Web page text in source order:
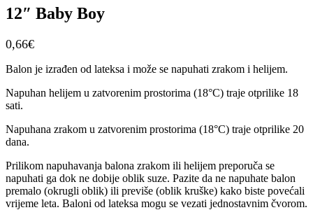
12″ Baby Boy
0,66€
Balon je izrađen od lateksa i može se napuhati zrakom i helijem.
Napuhan helijem u zatvorenim prostorima (18°C) traje otprilike 18
sati.
Napuhana zrakom u zatvorenim prostorima (18°C) traje otprilike 20
dana.
Prilikom napuhavanja balona zrakom ili helijem preporuča se
napuhati ga dok ne dobije oblik suze. Pazite da ne napuhate balon
premalo (okrugli oblik) ili previše (oblik kruške) kako biste povećali
vrijeme leta. Baloni od lateksa mogu se vezati jednostavnim čvorom.